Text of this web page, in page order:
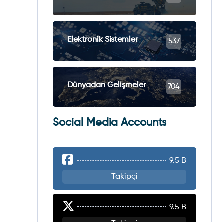
Elektronik Sistemler 537
Dünyadan Gelişmeler 704
Social Media Accounts
9.5 B
Takipçi
9.5 B